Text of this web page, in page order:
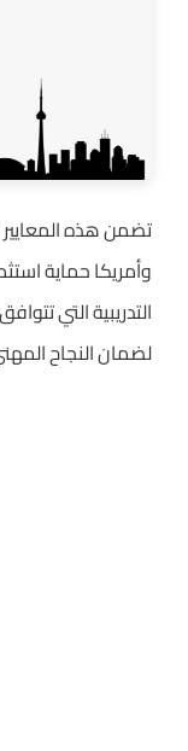
تضمن هذه
وأمريكا حماية
التدريبية التي
لضمان النجاح